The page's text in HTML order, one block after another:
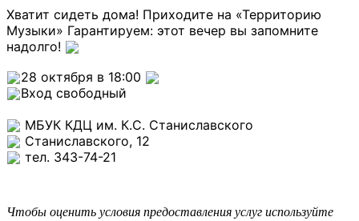
Хватит сидеть дома! Приходите на «Территорию
Музыки» Гарантируем: этот вечер вы запомните
надолго!
28 октября в 18:00
Вход свободный
МБУК КДЦ им. К.С. Станиславского
Станиславского, 12
тел. 343-74-21
Чтобы оценить условия предоставления услуг используйте